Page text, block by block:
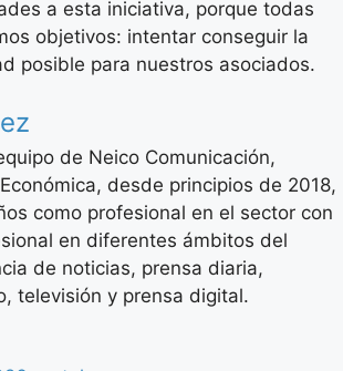
a esta iniciativa, porque todas
objetivos: intentar conseguir la
posible para nuestros asociados.
de Neico Comunicación,
desde principios de 2018,
como profesional en el sector con
en diferentes ámbitos del
de noticias, prensa diaria,
televisión y prensa digital.